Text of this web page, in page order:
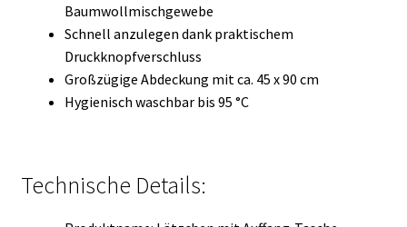
Baumwollmischgewebe
Schnell anzulegen dank praktischem
Druckknopfverschluss
Großzügige Abdeckung mit ca. 45 x 90 cm
Hygienisch waschbar bis 95 °C
Technische Details: